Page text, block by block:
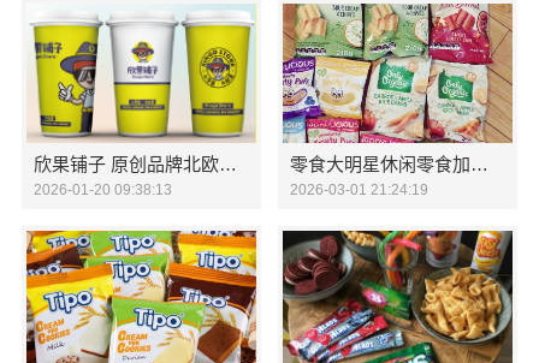
欣果铺子 原创品牌北欧风情
2026-01-20 09:38:13
零食大明星休闲零食加盟火热招商中
2026-03-01 21:24:19